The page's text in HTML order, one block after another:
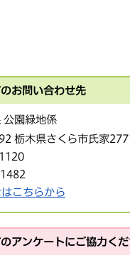
お問い合わせ先
公園緑地係
栃木県さくら市氏家
こちらから
アンケートにご協力く